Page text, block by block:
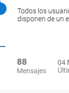
Todos los
disponen de un
88
Mensajes
04